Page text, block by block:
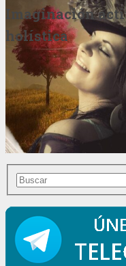
Imaginación
holística